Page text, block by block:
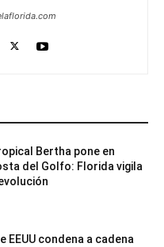
Bertha pone en
del Golfo: Florida vigila
EEUU condena a cadena